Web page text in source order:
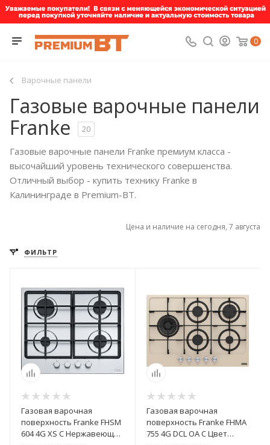
0
Варочные панели
Газовые варочные панели
Franke
20
Газовые варочные панели Franke премиум класса -
высочайший уровень технического совершенства.
Отличный выбор - купить технику Franke в
Калининграде в Premium-BT.
Цена и наличие на сегодня, 7 августа
ФИЛЬТР
Газовая варочная
поверхность Franke FHSM
604 4G XS C Нержавеющая
Газовая варочная
поверхность Franke FHMA
755 4G DCL OA C Цвет